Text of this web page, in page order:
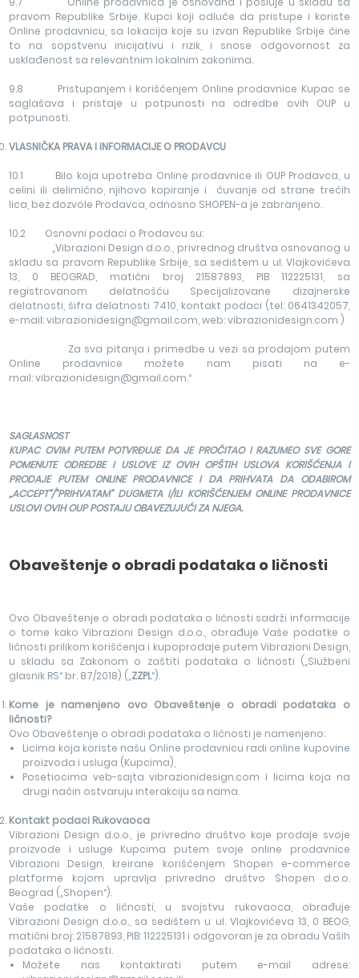
pravom Republike Srbije. Kupci koji odluče da pristupe i koriste
Online prodavnicu, sa lokacija koje su izvan Republike Srbije čine
to na sopstvenu inicijativu i rizik, i snose odgovornost za
usklađenost sa relevantnim lokalnim zakonima.
9.8 Pristupanjem i korišćenjem Online prodavnice Kupac se
saglašava i pristaje u potpunosti na odredbe ovih OUP u
potpunosti.
VLASNIČKA PRAVA I INFORMACIJE O PRODAVCU
10.1 Bilo koja upotreba Online prodavnice ili OUP Prodavca, u
celini ili delimično, njihovo kopiranje i čuvanje od strane trećih
lica, bez dozvole Prodavca, odnosno SHOPEN-a je zabranjeno.
10.2 Osnovni podaci o Prodavcu su:
„Vibrazioni Design d.o.o., privrednog društva osnovanog u
skladu sa pravom Republike Srbije, sa sedištem u ul. Vlajkovićeva
13, 0 BEOGRAD, matični broj 21587893, PIB 112225131, sa
registrovanom delatnošću Specijalizovane dizajnerske
delatnosti, šifra delatnosti 7410, kontakt podaci (tel: 0641342057,
e-mail: vibrazionidesign@gmail.com, web: vibrazionidesign.com )
Za sva pitanja i primedbe u vezi sa prodajom putem
Online prodavnice možete nam pisati na e-
mail: vibrazionidesign@gmail.com.“
SAGLASNOST
KUPAC OVIM PUTEM POTVRĐUJE DA JE PROČITAO I RAZUMEO SVE GORE
POMENUTE ODREDBE I USLOVE IZ OVIH OPŠTIH USLOVA KORIŠĆENJA I
PRODAJE PUTEM ONLINE PRODAVNICE I DA PRIHVATA DA ODABIROM
„ACCEPT“/“PRIHVATAM“ DUGMETA I/ILI KORIŠĆENJEM ONLINE PRODAVNICE
USLOVI OVIH OUP POSTAJU OBAVEZUJUĆI ZA NJEGA.
Obaveštenje o obradi podataka o ličnosti
Ovo Obaveštenje o obradi podataka o ličnosti sadrži informacije
o tome kako Vibrazioni Design d.o.o., obrađuje Vaše podatke o
ličnosti prilikom korišćenja i kupoprodaje putem Vibrazioni Design,
u skladu sa Zakonom o zaštiti podataka o ličnosti („Službeni
glasnik RS“ br. 87/2018) („ZZPL“).
Kome je namenjeno ovo Obaveštenje o obradi podataka o
ličnosti?
Ovo Obaveštenje o obradi podataka o ličnosti je namenjeno:
Licima koja koriste našu Online prodavnicu radi online kupovine
proizvoda i usluga (Kupcima),
Posetiocima veb-sajta vibrazionidesign.com i licima koja na
drugi način ostvaruju interakciju sa nama.
Kontakt podaci Rukovaoca
Vibrazioni Design d.o.o., je privredno društvo koje prodaje svoje
proizvode i usluge Kupcima putem svoje online prodavnice
Vibrazioni Design, kreirane korišćenjem Shopen e-commerce
platforme kojom upravlja privredno društvo Shopen d.o.o.
Beograd („Shopen“).
Vaše podatke o ličnosti, u svojstvu rukovaoca, obrađuje
Vibrazioni Design d.o.o., sa sedištem u ul. Vlajkovićeva 13, 0 BEOG,
matični broj: 21587893, PIB: 112225131 i odgovoran je za obradu Vaših
podataka o ličnosti.
Možete nas kontaktirati putem e-mail adrese: